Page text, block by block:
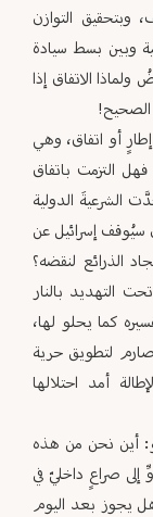
وبتحقيق التوازن
وبين بسط سيادة
ولماذا الاتفاق إذا
الصحيح!
أو اتفاق، وهي
فهل التزمت باتفاق
وتحدَّت الشرعيةَ الدولية
17 أيار، لو تمَّ، كان سيُوقف إسرائيل عن
الذرائع لنقضه؟
التهديد بالنار
كما يحلو لها،
صارم لتطويق حرية
أمد احتلالها
أين نحن من هذه
صراعٍ داخليّ في
يجوز بعد اليوم